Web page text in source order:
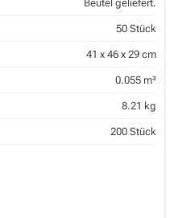
Beutel geliefert.
50 Stück
41 x 46 x 29 cm
0.055 m³
8.21 kg
200 Stück